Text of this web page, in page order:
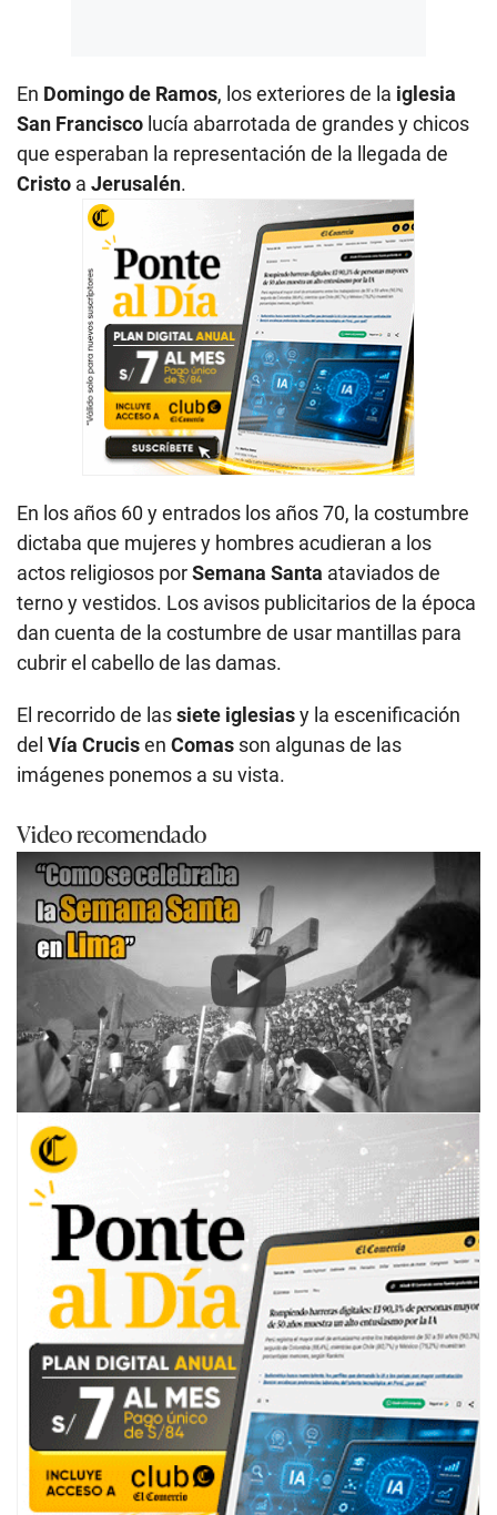
En Domingo de Ramos, los exteriores de la iglesia
San Francisco lucía abarrotada de grandes y chicos
que esperaban la representación de la llegada de
Cristo a Jerusalén.
En los años 60 y entrados los años 70, la costumbre
dictaba que mujeres y hombres acudieran a los
actos religiosos porSemana Santa ataviados de
terno y vestidos. Los avisos publicitarios de la época
dan cuenta de la costumbre de usar mantillas para
cubrir el cabello de las damas.
El recorrido de lassiete iglesiasy la escenificación
del Vía Crucisen Comas son algunas de las
imágenes ponemos a su vista.
Video recomendado
Play